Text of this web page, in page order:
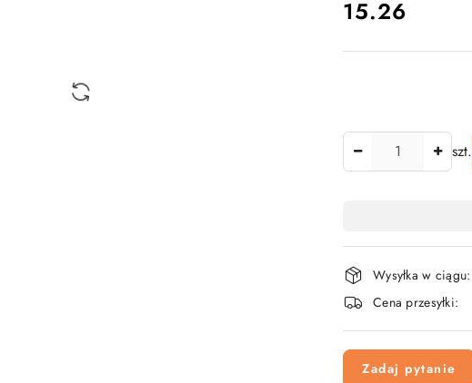
cena:
15.26
szt.
i
dostawa
Wysyłka w ciągu:
Cena przesyłki:
Zadaj pytanie